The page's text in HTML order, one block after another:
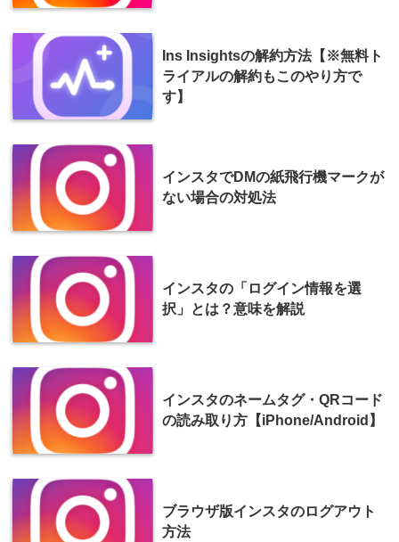
Ins Insightsの解約方法【※無料ト
ライアルの解約もこのやり方で
す】
インスタでDMの紙飛行機マークが
ない場合の対処法
インスタの「ログイン情報を選
択」とは？意味を解説
インスタのネームタグ・QRコード
の読み取り方【iPhone/Android】
ブラウザ版インスタのログアウト
方法